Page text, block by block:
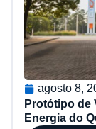
agosto 8,
Protótipo de
Energia do